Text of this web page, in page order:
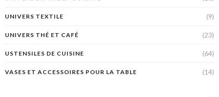
UNIVERS TEXTILE (9)
UNIVERS THÉ ET CAFÉ (23)
USTENSILES DE CUISINE (64)
VASES ET ACCESSOIRES POUR LA TABLE (14)